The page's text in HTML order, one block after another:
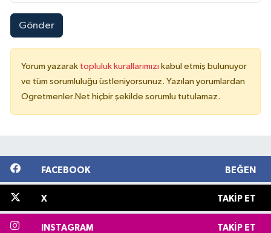
Gönder
Yorum yazarak topluluk kurallarımızı kabul etmiş bulunuyor
ve tüm sorumluluğu üstleniyorsunuz. Yazılan yorumlardan
Ogretmenler.Net hiçbir şekilde sorumlu tutulamaz.
FACEBOOK BEĞEN
X TAKIP ET
INSTAGRAM TAKIP ET